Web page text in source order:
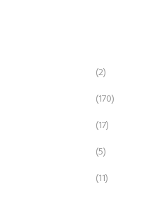
(2)
(170)
(17)
(5)
(11)